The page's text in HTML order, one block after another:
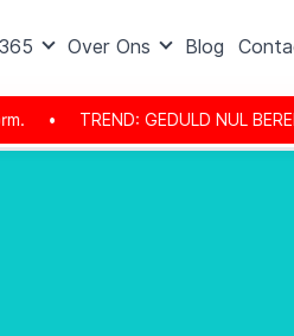
Over Ons Blog
GEDULD NUL BEREIKT: De
VoIP Service en beheer